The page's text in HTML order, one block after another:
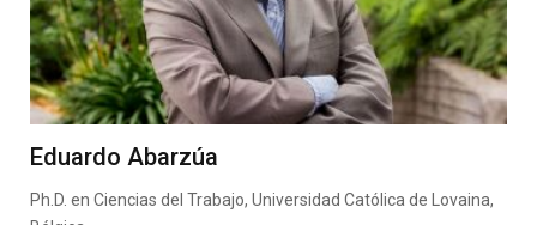
Eduardo Abarzúa
Ph.D. en Ciencias del Trabajo, Universidad Católica de Lovaina,